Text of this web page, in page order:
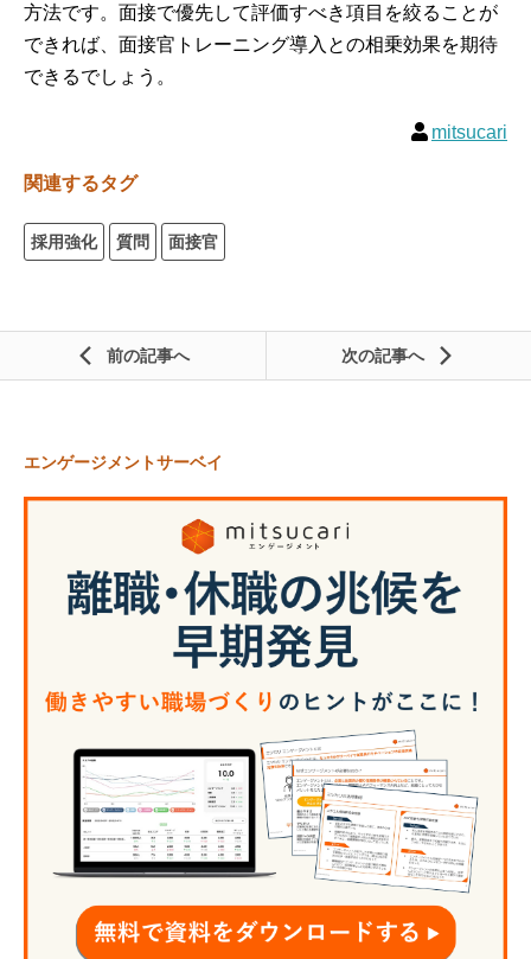
方法です。面接で優先して評価すべき項目を絞ることが
できれば、面接官トレーニング導入との相乗効果を期待
できるでしょう。
mitsucari
関連するタグ
採用強化 質問 面接官
前の記事 次の記事
エンゲージメントサーベイ